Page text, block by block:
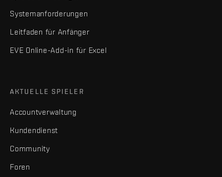
Systemanforderungen
Leitfaden für Anfänger
EVE Online-Add-in für Excel
AKTUELLE SPIELER
Accountverwaltung
Kundendienst
Community
Foren